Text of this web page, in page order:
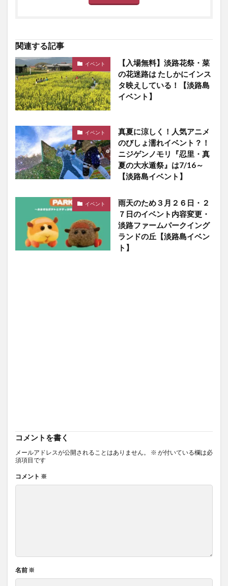
関連する記事
イベント
【入場無料】淡路花祭・菜
の花迷路は たしかにインス
タ映えしている！【淡路島
イベント】
イベント
真夏に涼しく！人気アニメ
のびしょ濡れイベント？！
ニジゲンノモリ『忍里・真
夏の大水遁祭』は7/16～
【淡路島イベント】
イベント
雨天のため３月２６日・２
７日のイベント内容変更・
淡路ファームパークイング
ランドの丘【淡路島イベン
ト】
コメントを書く
メールアドレスが公開されることはありません。 ※ が付いている欄は必
須項目です
コメント ※
名前 ※